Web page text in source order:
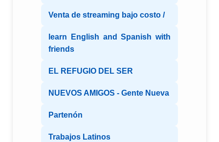
Venta de streaming bajo costo /
learn English and Spanish with
friends
EL REFUGIO DEL SER
NUEVOS AMIGOS - Gente Nueva
Partenón
Trabajos Latinos